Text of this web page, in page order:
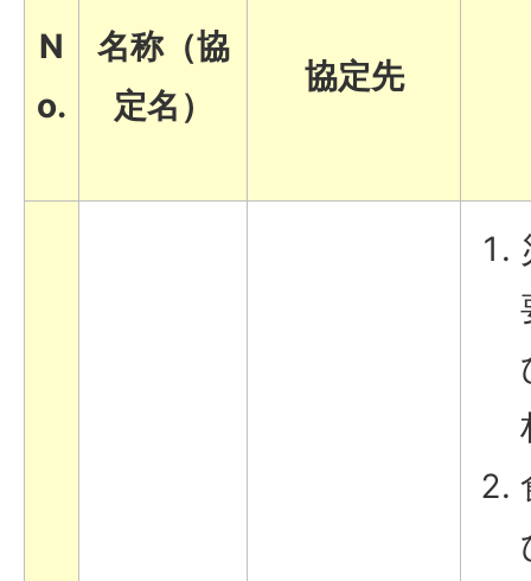
N
o.
名称（協
定名）
協定先